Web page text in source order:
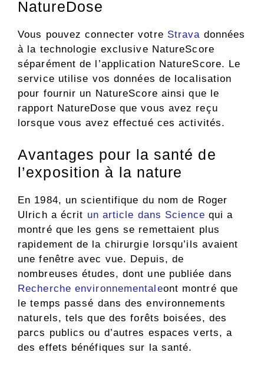
NatureDose
Vous pouvez connecter votre Strava données
à la technologie exclusive NatureScore
séparément de l’application NatureScore. Le
service utilise vos données de localisation
pour fournir un NatureScore ainsi que le
rapport NatureDose que vous avez reçu
lorsque vous avez effectué ces activités.
Avantages pour la santé de
l’exposition à la nature
En 1984, un scientifique du nom de Roger
Ulrich a écrit un article dans Science qui a
montré que les gens se remettaient plus
rapidement de la chirurgie lorsqu’ils avaient
une fenêtre avec vue. Depuis, de
nombreuses études, dont une publiée dans
Recherche environnementaleont montré que
le temps passé dans des environnements
naturels, tels que des forêts boisées, des
parcs publics ou d’autres espaces verts, a
des effets bénéfiques sur la santé.